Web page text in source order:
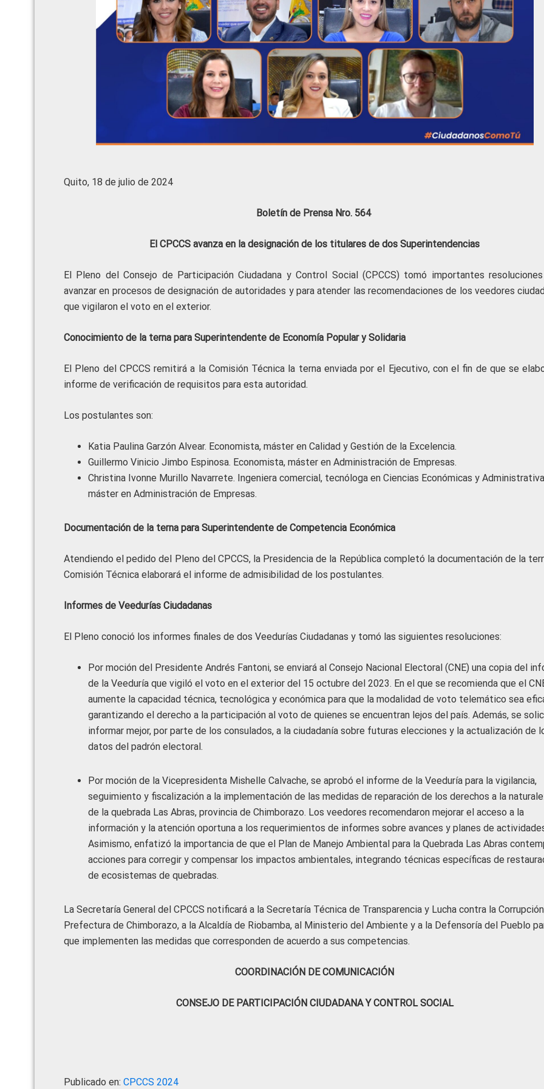
Quito, 18 de julio de 2024
Boletín de Prensa Nro. 564
El CPCCS avanza en la designación de los titulares de dos Superintendencias
El Pleno del Consejo de Participación Ciudadana y Control Social (CPCCS) tomó importantes
avanzar en procesos de designación de autoridades y para atender las recomendaciones de los veedores
que vigilaron el voto en el exterior.
Conocimiento de la terna para Superintendente de Economía Popular y Solidaria
El Pleno del CPCCS remitirá a la Comisión Técnica la terna enviada por el Ejecutivo, con el fin de que se
informe de verificación de requisitos para esta autoridad.
Los postulantes son:
Katia Paulina Garzón Alvear. Economista, máster en Calidad y Gestión de la Excelencia.
Guillermo Vinicio Jimbo Espinosa. Economista, máster en Administración de Empresas.
Christina Ivonne Murillo Navarrete. Ingeniera comercial, tecnóloga en Ciencias Económicas y
máster en Administración de Empresas.
Documentación de la terna para Superintendente de Competencia Económica
Atendiendo el pedido del Pleno del CPCCS, la Presidencia de la República completó la documentación de la
Comisión Técnica elaborará el informe de admisibilidad de los postulantes.
Informes de Veedurías Ciudadanas
El Pleno conoció los informes finales de dos Veedurías Ciudadanas y tomó las siguientes resoluciones:
Por moción del Presidente Andrés Fantoni, se enviará al Consejo Nacional Electoral (CNE) una copia del
de la Veeduría que vigiló el voto en el exterior del 15 octubre del 2023. En el que se recomienda que el
aumente la capacidad técnica, tecnológica y económica para que la modalidad de voto telemático sea
garantizando el derecho a la participación al voto de quienes se encuentran lejos del país. Además, se
informar mejor, por parte de los consulados, a la ciudadanía sobre futuras elecciones y la actualización de
datos del padrón electoral.
Por moción de la Vicepresidenta Mishelle Calvache, se aprobó el informe de la Veeduría para la vigilancia,
seguimiento y fiscalización a la implementación de las medidas de reparación de los derechos a la
de la quebrada Las Abras, provincia de Chimborazo. Los veedores recomendaron mejorar el acceso a la
información y la atención oportuna a los requerimientos de informes sobre avances y planes de
Asimismo, enfatizó la importancia de que el Plan de Manejo Ambiental para la Quebrada Las Abras
acciones para corregir y compensar los impactos ambientales, integrando técnicas específicas de
de ecosistemas de quebradas.
La Secretaría General del CPCCS notificará a la Secretaría Técnica de Transparencia y Lucha contra la
Prefectura de Chimborazo, a la Alcaldía de Riobamba, al Ministerio del Ambiente y a la Defensoría del Pueblo
que implementen las medidas que corresponden de acuerdo a sus competencias.
COORDINACIÓN DE COMUNICACIÓN
CONSEJO DE PARTICIPACIÓN CIUDADANA Y CONTROL SOCIAL
Publicado en: CPCCS 2024